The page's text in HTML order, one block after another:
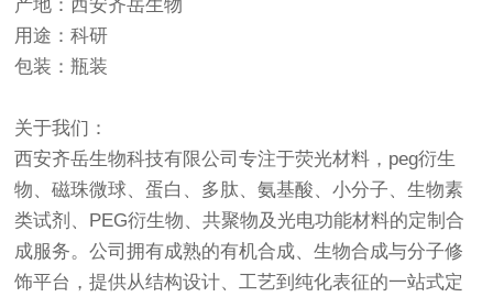
产地：西安齐岳生物
用途：科研
包装：瓶装
关于我们：
西安齐岳生物科技有限公司专注于荧光材料，peg衍生
物、磁珠微球、蛋白、多肽、氨基酸、小分子、生物素
类试剂、PEG衍生物、共聚物及光电功能材料的定制合
成服务。公司拥有成熟的有机合成、生物合成与分子修
饰平台，提供从结构设计、工艺到纯化表征的一站式定